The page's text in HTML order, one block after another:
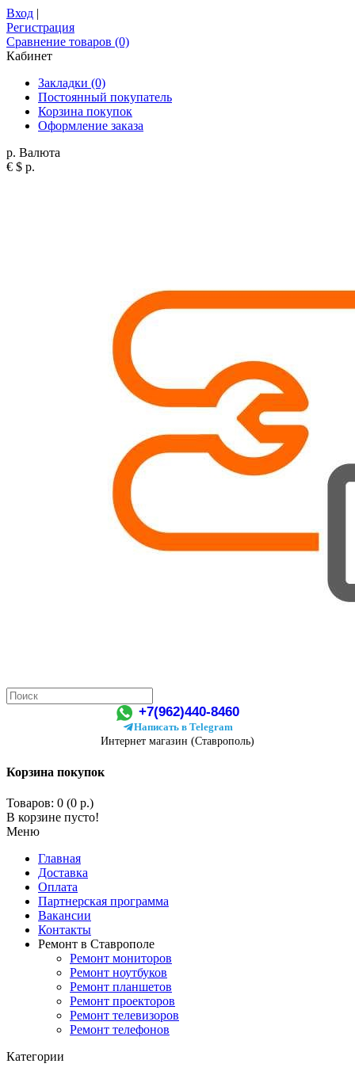
Вход |
Регистрация
Сравнение товаров (0)
Кабинет
Закладки (0)
Постоянный покупатель
Корзина покупок
Оформление заказа
р. Валюта
€ $ р.
+7(962)440-8460
Написать в Telegram
Интернет магазин (Ставрополь)
Корзина покупок
Товаров: 0 (0 р.)
В корзине пусто!
Меню
Главная
Доставка
Оплата
Партнерская программа
Вакансии
Контакты
Ремонт в Ставрополе
Ремонт мониторов
Ремонт ноутбуков
Ремонт планшетов
Ремонт проекторов
Ремонт телевизоров
Ремонт телефонов
Категории